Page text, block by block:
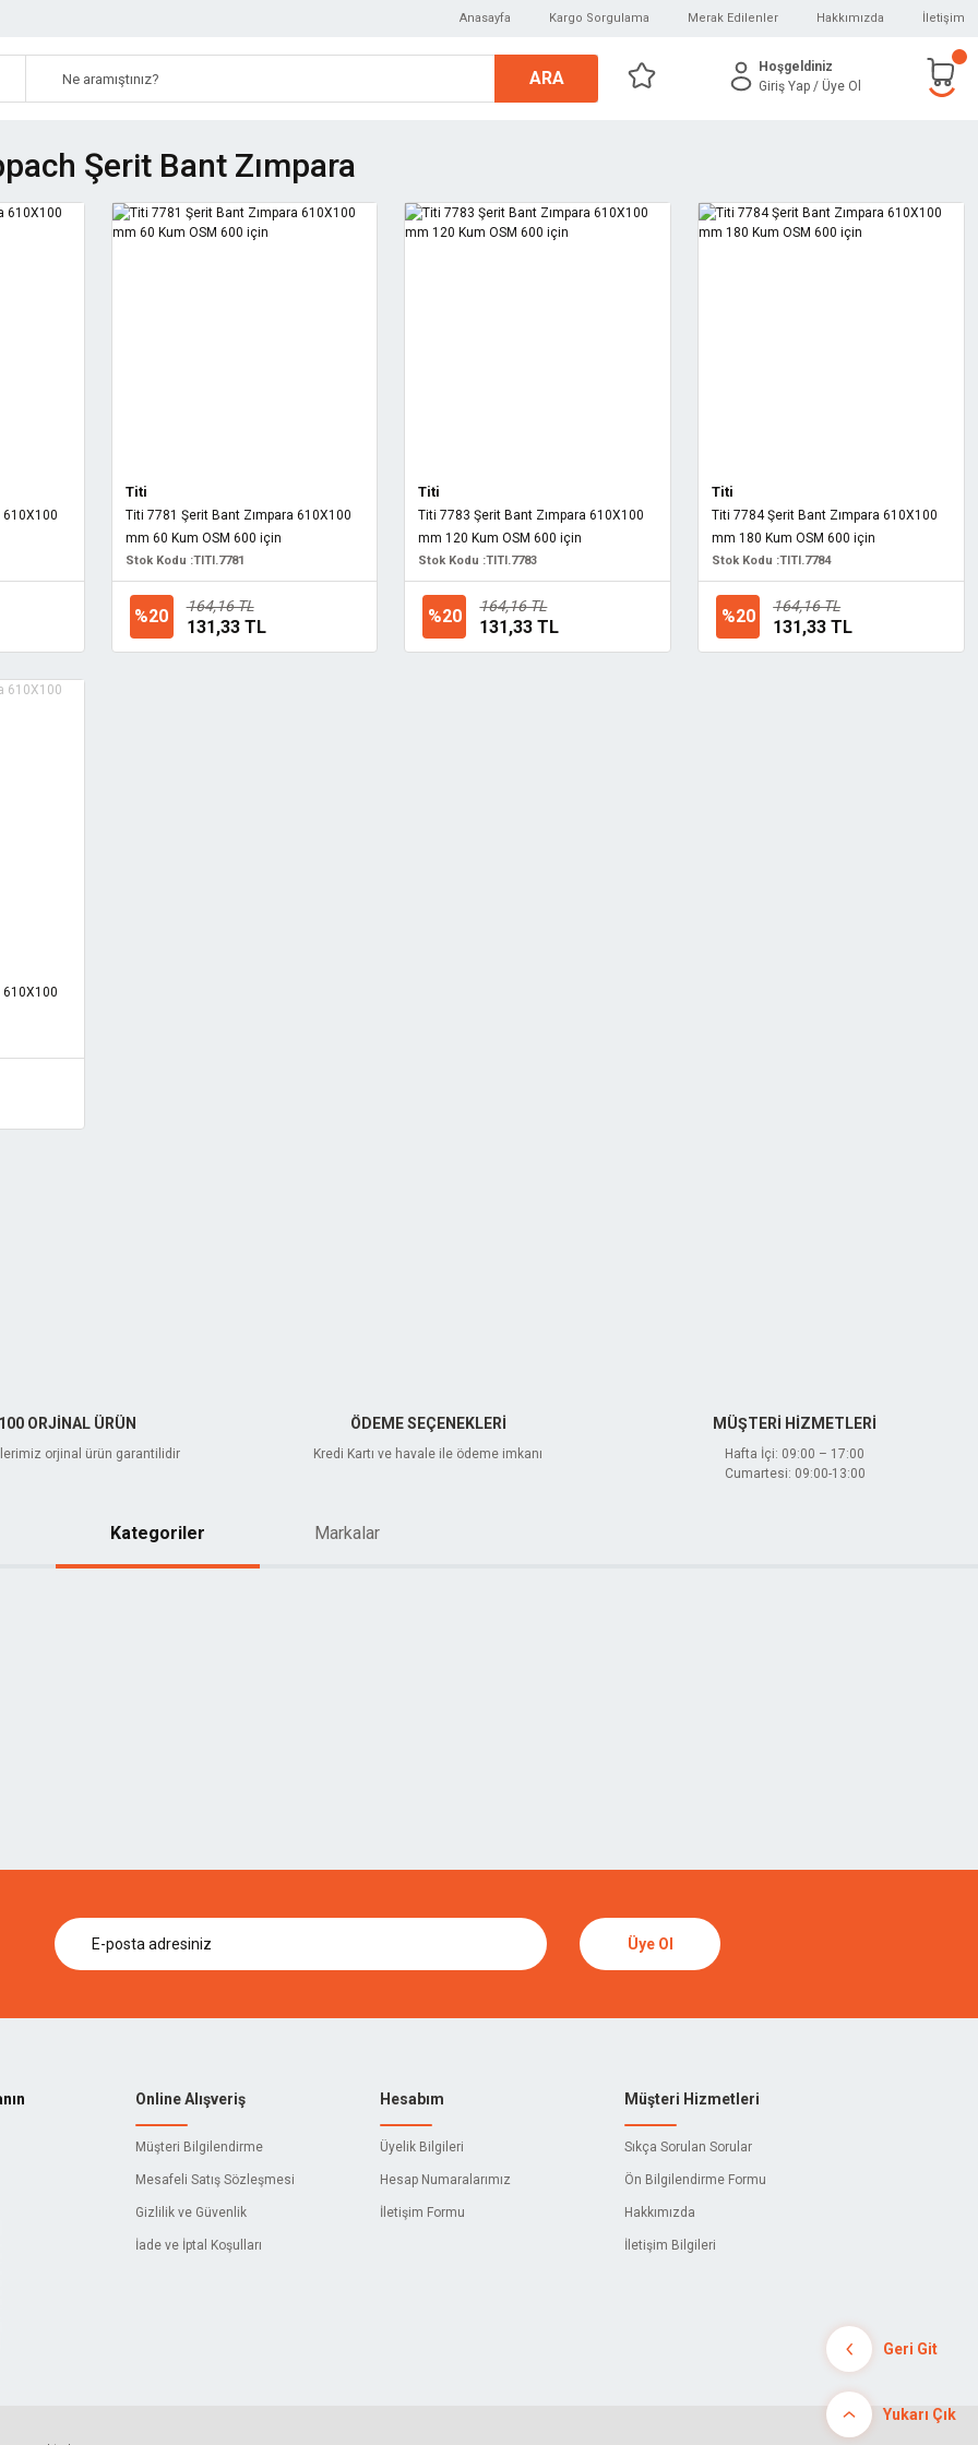
Anasayfa Kargo Sorgulama Merak Edilenler Hakkımızda İletişim
ARA
Hoşgeldiniz
Giriş Yap / Üye Ol
Şerit Bant Zımpara
610X100
Titi
Titi 7781 Şerit Bant Zımpara 610X100
mm 60 Kum OSM 600 için
Stok Kodu :TITI.7781
%20 164,16 TL
131,33 TL
Titi
Titi 7783 Şerit Bant Zımpara 610X100
mm 120 Kum OSM 600 için
Stok Kodu :TITI.7783
%20 164,16 TL
131,33 TL
Titi
Titi 7784 Şerit Bant Zımpara 610X100
mm 180 Kum OSM 600 için
Stok Kodu :TITI.7784
%20 164,16 TL
131,33 TL
610X100
ORJİNAL ÜRÜN
orjinal ürün garantilidir
ÖDEME SEÇENEKLERİ
Kredi Kartı ve havale ile ödeme imkanı
MÜŞTERİ HİZMETLERİ
Hafta İçi: 09:00 – 17:00
Cumartesi: 09:00-13:00
Kategoriler Markalar
Üye Ol
Online Alışveriş
Müşteri Bilgilendirme
Mesafeli Satış Sözleşmesi
Gizlilik ve Güvenlik
İade ve İptal Koşulları
Hesabım
Üyelik Bilgileri
Hesap Numaralarımız
İletişim Formu
Müşteri Hizmetleri
Sıkça Sorulan Sorular
Ön Bilgilendirme Formu
Hakkımızda
İletişim Bilgileri
Geri Git
Yukarı Çık